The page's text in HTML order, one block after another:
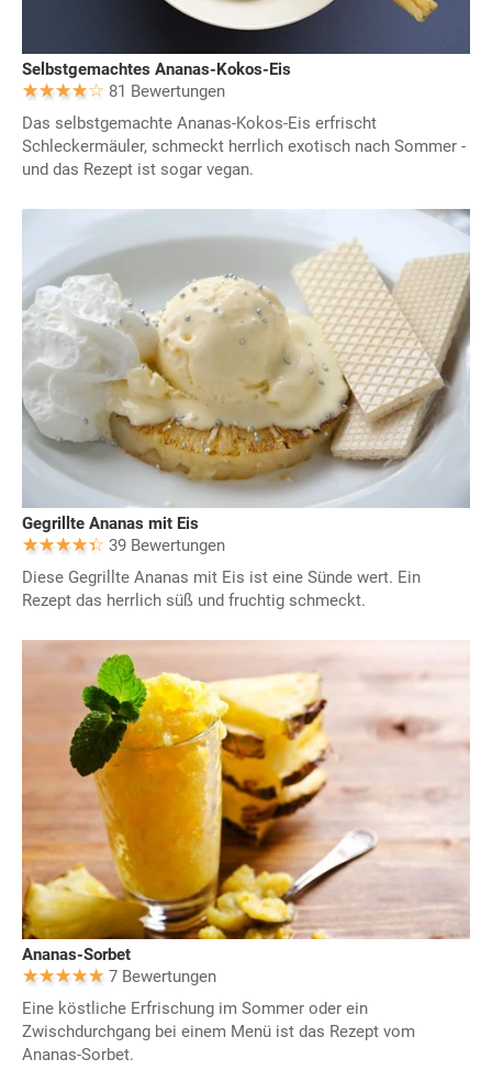
Selbstgemachtes Ananas-Kokos-Eis
81 Bewertungen
Das selbstgemachte Ananas-Kokos-Eis erfrischt
Schleckermäuler, schmeckt herrlich exotisch nach Sommer -
und das Rezept ist sogar vegan.
Gegrillte Ananas mit Eis
39 Bewertungen
Diese Gegrillte Ananas mit Eis ist eine Sünde wert. Ein
Rezept das herrlich süß und fruchtig schmeckt.
Ananas-Sorbet
7 Bewertungen
Eine köstliche Erfrischung im Sommer oder ein
Zwischdurchgang bei einem Menü ist das Rezept vom
Ananas-Sorbet.